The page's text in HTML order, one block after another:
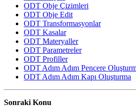
ODT Obje Çizimleri
ODT Obje Edit
ODT Transformasyonlar
ODT Kasalar
ODT Materyaller
ODT Parametreler
ODT Profiller
ODT Adım Adım Pencere
ODT Adım Adım Kapı Oluşturma
Sonraki Konu